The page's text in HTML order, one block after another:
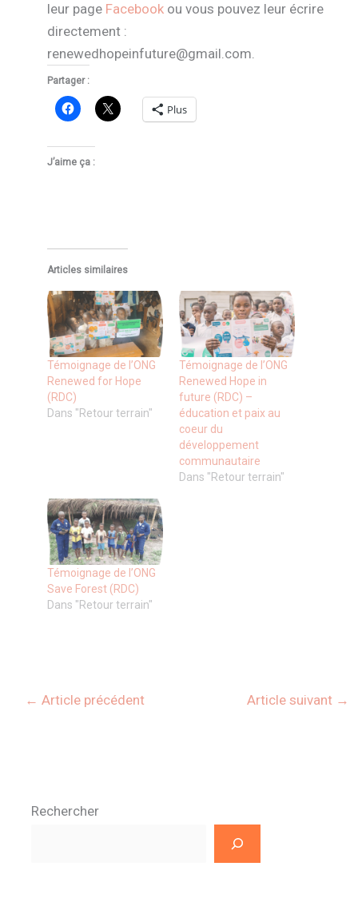
leur page Facebook ou vous pouvez leur écrire
directement :
renewedhopeinfuture@gmail.com.
Partager :
Plus
J’aime ça :
Articles similaires
Témoignage de l’ONG
Renewed for Hope
(RDC)
Dans "Retour terrain"
Témoignage de l’ONG
Renewed Hope in
future (RDC) –
éducation et paix au
coeur du
développement
communautaire
Dans "Retour terrain"
Témoignage de l’ONG
Save Forest (RDC)
Dans "Retour terrain"
← Article précédent Article suivant →
Rechercher